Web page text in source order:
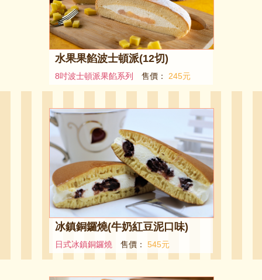
水果果餡波士頓派(12切)
8吋波士頓派果餡系列 售價： 245元
冰鎮銅鑼燒(牛奶紅豆泥口味)
日式冰鎮銅鑼燒 售價： 545元